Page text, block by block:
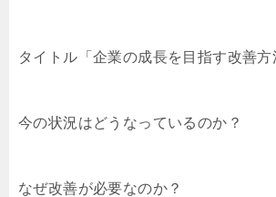
タイトル「企業の成長を目指す改善方
今の状況はどうなっているのか？
なぜ改善が必要なのか？